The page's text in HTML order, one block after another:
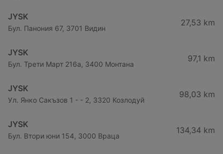
JYSK
Бул. Панония 67, 3701 Видин
27,53 km
JYSK
Бул. Трети Март 216a, 3400 Монтана
97,1 km
JYSK
Ул. Янко Сакъзов 1 - - 2, 3320 Козлодуй
98,03 km
JYSK
Бул. Втори юни 154, 3000 Враца
134,34 km